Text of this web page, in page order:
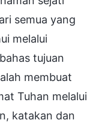
semua yang
melalui
tujuan
membuat
Tuhan melalui
katakan dan